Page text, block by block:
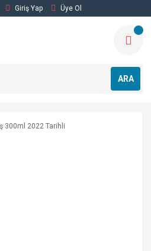
Giriş Yap Üye Ol
ARA